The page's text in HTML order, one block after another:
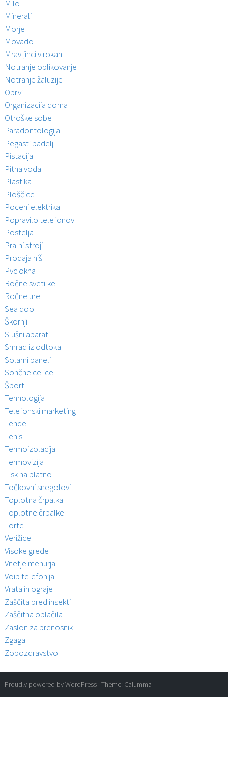
Milo
Minerali
Morje
Movado
Mravljinci v rokah
Notranje oblikovanje
Notranje žaluzije
Obrvi
Organizacija doma
Otroške sobe
Paradontologija
Pegasti badelj
Pistacija
Pitna voda
Plastika
Ploščice
Poceni elektrika
Popravilo telefonov
Postelja
Pralni stroji
Prodaja hiš
Pvc okna
Ročne svetilke
Ročne ure
Sea doo
Škornji
Slušni aparati
Smrad iz odtoka
Solarni paneli
Sončne celice
Šport
Tehnologija
Telefonski marketing
Tende
Tenis
Termoizolacija
Termovizija
Tisk na platno
Točkovni snegolovi
Toplotna črpalka
Toplotne črpalke
Torte
Verižice
Visoke grede
Vnetje mehurja
Voip telefonija
Vrata in ograje
Zaščita pred insekti
Zaščitna oblačila
Zaslon za prenosnik
Zgaga
Zobozdravstvo
Proudly powered by WordPress | Theme: Calumma